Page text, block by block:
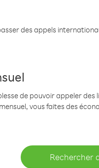
des appels
de pouvoir appeler
vous faites des
Rechercher